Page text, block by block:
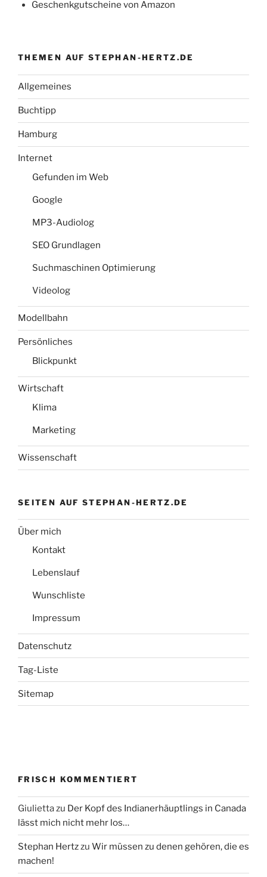
Geschenkgutscheine von Amazon
THEMEN AUF STEPHAN-HERTZ.DE
Allgemeines
Buchtipp
Hamburg
Internet
Gefunden im Web
Google
MP3-Audiolog
SEO Grundlagen
Suchmaschinen Optimierung
Videolog
Modellbahn
Persönliches
Blickpunkt
Wirtschaft
Klima
Marketing
Wissenschaft
SEITEN AUF STEPHAN-HERTZ.DE
Über mich
Kontakt
Lebenslauf
Wunschliste
Impressum
Datenschutz
Tag-Liste
Sitemap
FRISCH KOMMENTIERT
Giuliettazu Der Kopf des Indianerhäuptlings in Canada
lässt mich nicht mehr los…
Stephan Hertzzu Wir müssen zu denen gehören, die es
machen!